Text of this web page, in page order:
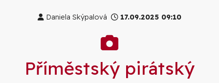
Daniela Skýpalová 17.09.2025 09:10
Galerie
Příměstský pirátský